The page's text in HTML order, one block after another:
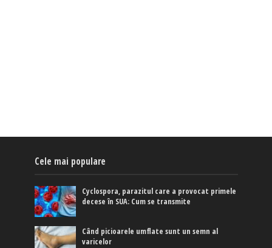
Cele mai populare
Cyclospora, parazitul care a provocat primele
decese în SUA: Cum se transmite
Când picioarele umflate sunt un semn al
varicelor